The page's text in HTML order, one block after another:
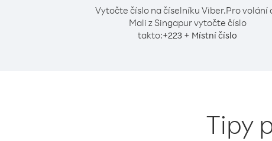
Vytočte číslo na číselníku Viber.Pro volání
Mali z Singapur vytočte číslo
takto:+223 + Místní číslo
Tipy